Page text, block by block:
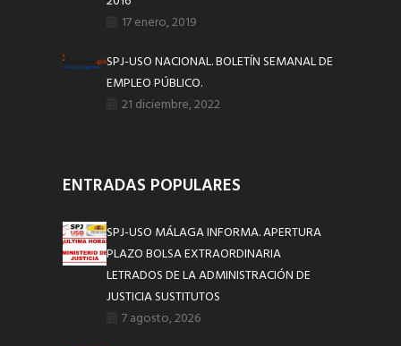
17 enero, 2019
SPJ-USO NACIONAL. BOLETÍN SEMANAL DE
EMPLEO PÚBLICO.
21 diciembre, 2022
ENTRADAS POPULARES
SPJ-USO MÁLAGA INFORMA. APERTURA
PLAZO BOLSA EXTRAORDINARIA
LETRADOS DE LA ADMINISTRACIÓN DE
JUSTICIA SUSTITUTOS
7 agosto, 2026